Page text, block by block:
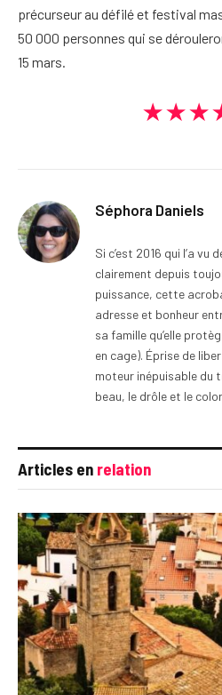
précurseur au défilé et festival
50 000 personnes qui se
15 mars.
Séphora Daniels
Si c’est 2016 qui l’a vu
clairement depuis
puissance, cette
adresse et bonheur
sa famille qu’elle
en cage). Éprise de
moteur inépuisable du
beau, le drôle et le
Articles en relation